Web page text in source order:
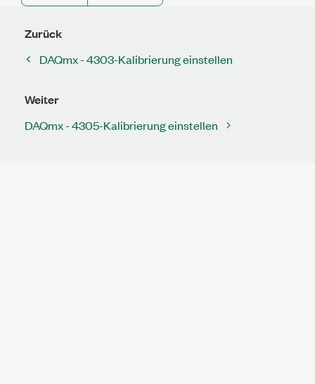
Zurück
DAQmx - 4303-Kalibrierung einstellen
Weiter
DAQmx - 4305-Kalibrierung einstellen